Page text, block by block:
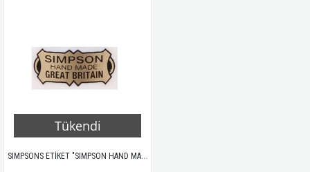
Tükendi
SIMPSONS ETİKET "SIMPSON HAND MADE GREAT BRITAIN"